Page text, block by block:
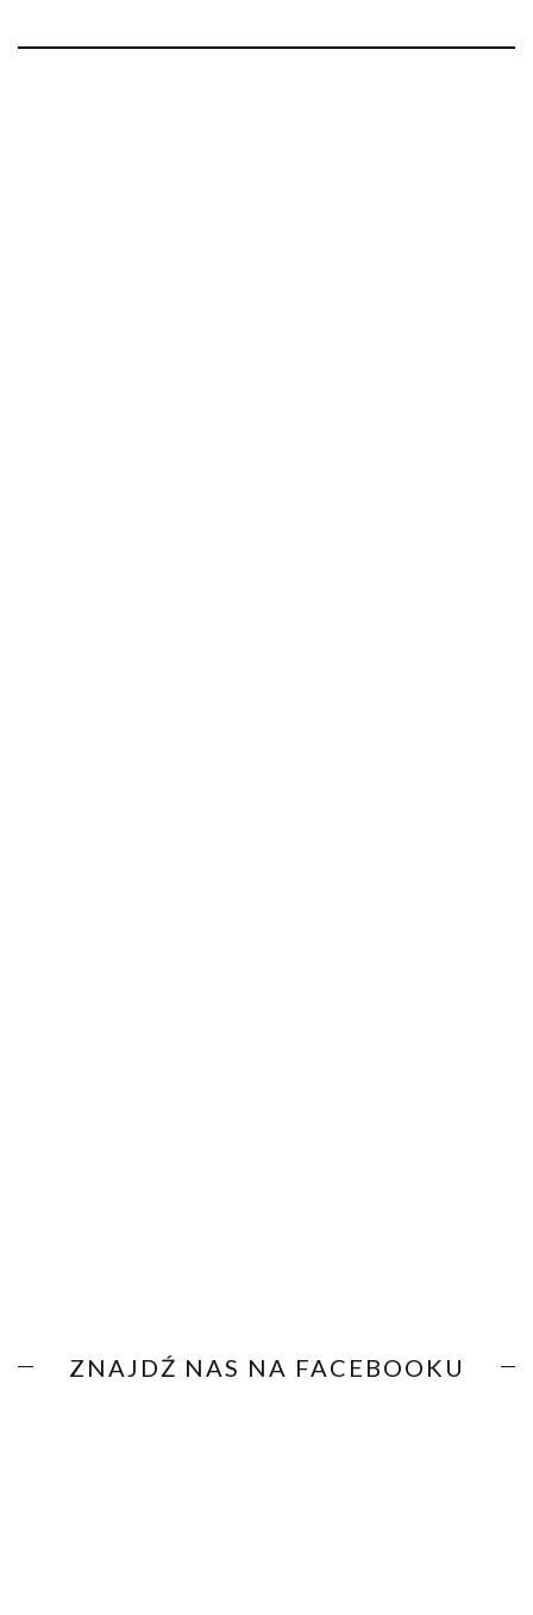
ZNAJDŹ NAS NA FACEBOOKU